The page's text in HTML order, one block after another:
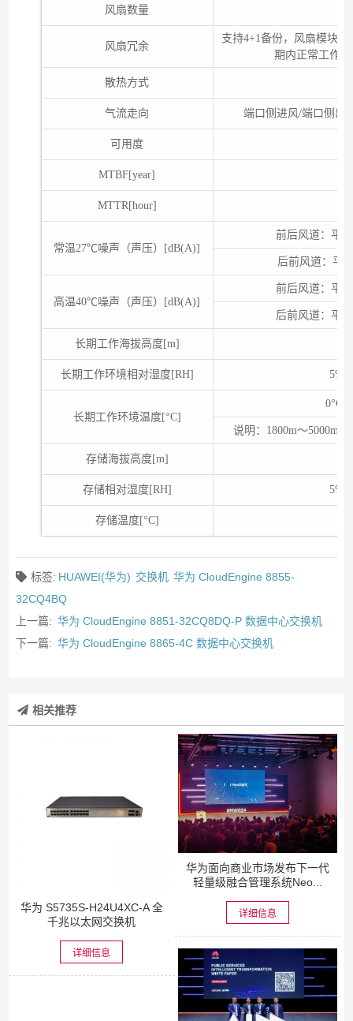
风扇数量
风扇冗余
支持4+1备份，风扇模块
期内正常工作
散热方式
气流走向 端口侧进风/端口侧出
可用度
MTBF[year]
MTTR[hour]
常温27℃噪声（声压）[dB(A)]
前后风道：平
后前风道：平
高温40℃噪声（声压）[dB(A)]
前后风道：平
后前风道：平
长期工作海拔高度[m]
长期工作环境相对湿度[RH]
长期工作环境温度[°C]
0°C
说明：1800m～5000m
存储海拔高度[m]
存储相对湿度[RH]
存储温度[°C]
标签: HUAWEI(华为) 交换机 华为 CloudEngine 8855-
32CQ4BQ
上一篇: 华为 CloudEngine 8851-32CQ8DQ-P 数据中心交换机
下一篇: 华为 CloudEngine 8865-4C 数据中心交换机
相关推荐
华为 S5735S-H24U4XC-A 全
千兆以太网交换机
详细信息
华为面向商业市场发布下一代
轻量级融合管理系统Neo...
详细信息